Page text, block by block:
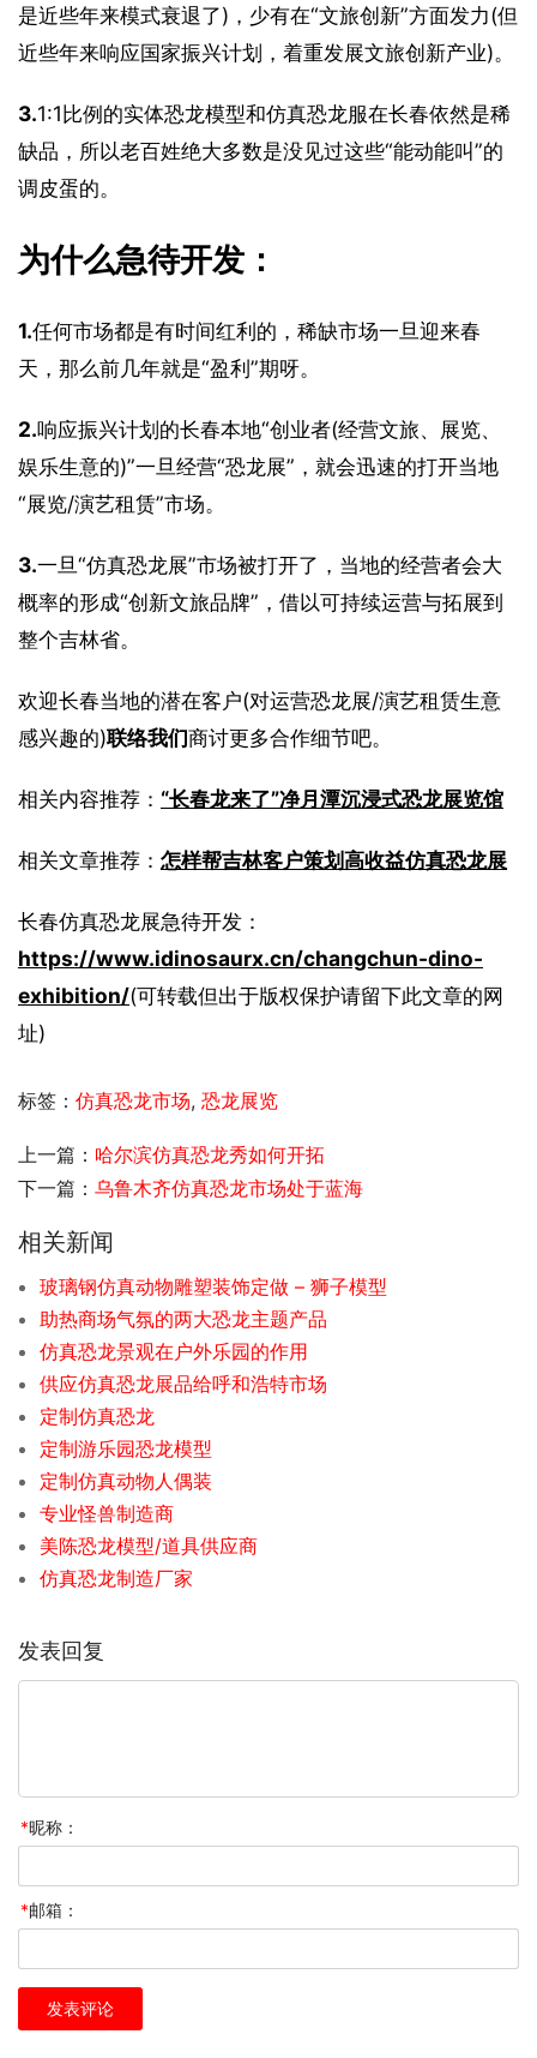
是近些年来模式衰退了)，少有在“文旅创新”方面发力(但
近些年来响应国家振兴计划，着重发展文旅创新产业)。
3.1:1比例的实体恐龙模型和仿真恐龙服在长春依然是稀
缺品，所以老百姓绝大多数是没见过这些“能动能叫”的
调皮蛋的。
为什么急待开发：
1.任何市场都是有时间红利的，稀缺市场一旦迎来春
天，那么前几年就是“盈利”期呀。
2.响应振兴计划的长春本地“创业者(经营文旅、展览、
娱乐生意的)”一旦经营“恐龙展”，就会迅速的打开当地
“展览/演艺租赁”市场。
3.一旦“仿真恐龙展”市场被打开了，当地的经营者会大
概率的形成“创新文旅品牌”，借以可持续运营与拓展到
整个吉林省。
欢迎长春当地的潜在客户(对运营恐龙展/演艺租赁生意
感兴趣的)联络我们商讨更多合作细节吧。
相关内容推荐： “长春龙来了”净月潭沉浸式恐龙展览馆
相关文章推荐： 怎样帮吉林客户策划高收益仿真恐龙展
长春仿真恐龙展急待开发：
https://www.idinosaurx.cn/changchun-dino-
exhibition/(可转载但出于版权保护请留下此文章的网
址)
标签： 仿真恐龙市场, 恐龙展览
上一篇： 哈尔滨仿真恐龙秀如何开拓
下一篇： 乌鲁木齐仿真恐龙市场处于蓝海
相关新闻
玻璃钢仿真动物雕塑装饰定做 – 狮子模型
助热商场气氛的两大恐龙主题产品
仿真恐龙景观在户外乐园的作用
供应仿真恐龙展品给呼和浩特市场
定制仿真恐龙
定制游乐园恐龙模型
定制仿真动物人偶装
专业怪兽制造商
美陈恐龙模型/道具供应商
仿真恐龙制造厂家
发表回复
*昵称：
*邮箱：